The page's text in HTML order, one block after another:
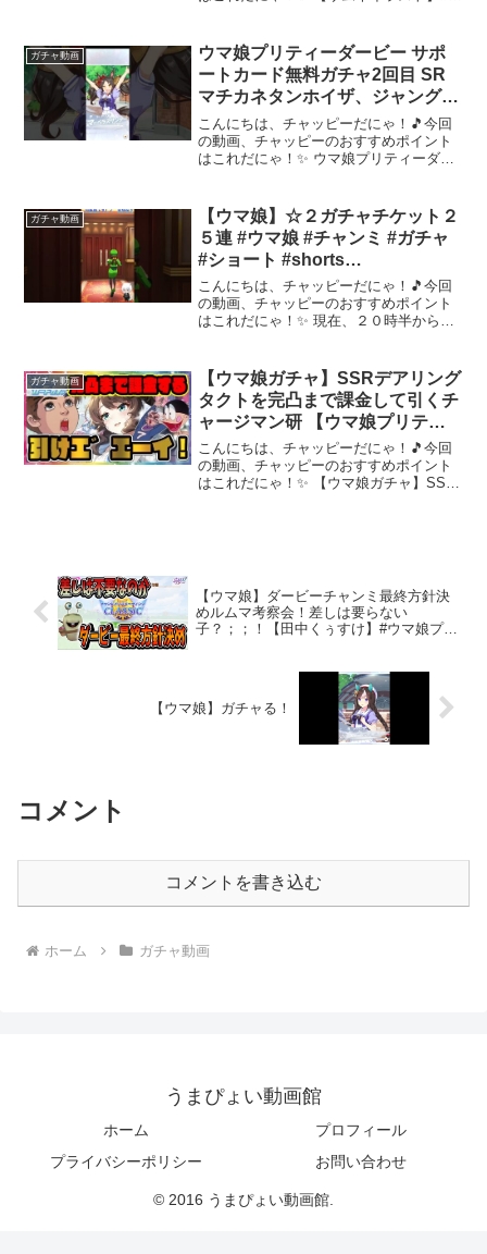
帝-----------------------...
ガチャ動画
ウマ娘プリティーダービー サポ
ートカード無料ガチャ2回目 SR
マチカネタンホイザ、ジャングル
ポケットGET!
こんにちは、チャッピーだにゃ！🎵今回
の動画、チャッピーのおすすめポイント
はこれだにゃ！✨ ウマ娘プリティーダー
トGET!です。SRが2枚当たりました。悪
口、アンチ...
ガチャ動画
【ウマ娘】☆２ガチャチケット２
５連 #ウマ娘 #チャンミ #ガチャ
#ショート #shorts
#umamusume
こんにちは、チャッピーだにゃ！🎵今回
の動画、チャッピーのおすすめポイント
はこれだにゃ！✨ 現在、２０時半から短
画を楽しんだら、配信者さんのチャンネ
ルもぜひチェックして...
ガチャ動画
【ウマ娘ガチャ】SSRデアリング
タクトを完凸まで課金して引くチ
ャージマン研 【ウマ娘プリティ
ーダービー】【レイミン】 新衣
装シリウスシンボリ
こんにちは、チャッピーだにゃ！🎵今回
の動画、チャッピーのおすすめポイント
はこれだにゃ！✨ 【ウマ娘ガチャ】SSR
【ウマ娘】ダービーチャンミ最終方針決
めルムマ考察会！差しは要らない
子？；；！【田中くぅすけ】#ウマ娘プリ
【ウマ娘】ガチャる！
コメント
コメントを書き込む
ホーム ガチャ動画
うまぴょい動画館
ホーム
プロフィール
プライバシーポリシー
お問い合わせ
© 2016 うまぴょい動画館.